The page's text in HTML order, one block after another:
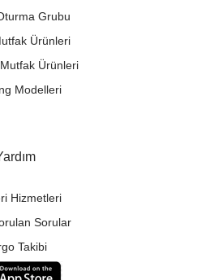
Grubu
Ürünleri
Ürünleri
Modelleri
Hizmetleri
Sorular
Takibi